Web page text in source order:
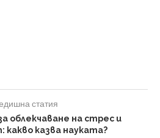
статия
облекчаване на стрес и
казва науката?